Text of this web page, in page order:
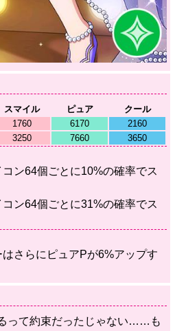
スマイル ピュア
クール
1760 6170
2160
3250 7660 3650
コン64個ごとに10%の確率でス
コン64個ごとに31%の確率でス
さらにピュアPが6%アップす
って約束だったじゃない……も